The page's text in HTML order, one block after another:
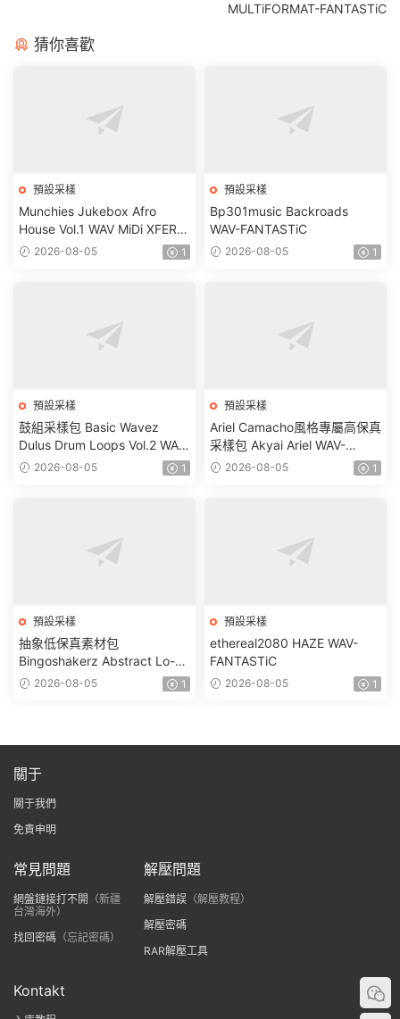
MULTiFORMAT-FANTASTiC
猜你喜歡
預設采樣
Munchies Jukebox Afro
House Vol.1 WAV MiDi XFER
RECORDS SERUM-
2026-08-05 1
預設采樣
Bp301music Backroads
WAV-FANTASTiC
2026-08-05 1
預設采樣
鼓組采樣包 Basic Wavez
Dulus Drum Loops Vol.2 WAV-
FANTASTiC
2026-08-05 1
預設采樣
Ariel Camacho風格專屬高保真
采樣包 Akyai Ariel WAV-
FANTASTiC
2026-08-05 1
預設采樣
抽象低保真素材包
Bingoshakerz Abstract Lo-Fi
WAV MiDi REX-FANTASTiC
2026-08-05 1
預設采樣
ethereal2080 HAZE WAV-
FANTASTiC
2026-08-05 1
關于
關于我們
免責申明
常見問題
網盤鏈接打不開
（新疆
台灣海外）
找回密碼 （忘記密碼）
解壓問題
解壓錯誤（解壓教程）
解壓密碼
RAR解壓工具
Kontakt